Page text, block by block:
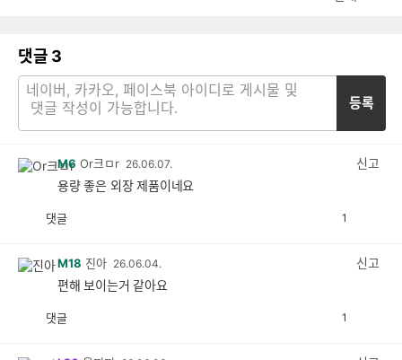
댓글 3
등록
M6 Or크ㅁr 26.06.07.
신고
용량 좋은 외장 제품이네요
댓글 1
M18 진아 26.06.04.
신고
편해 보이는거 같아요
댓글 1